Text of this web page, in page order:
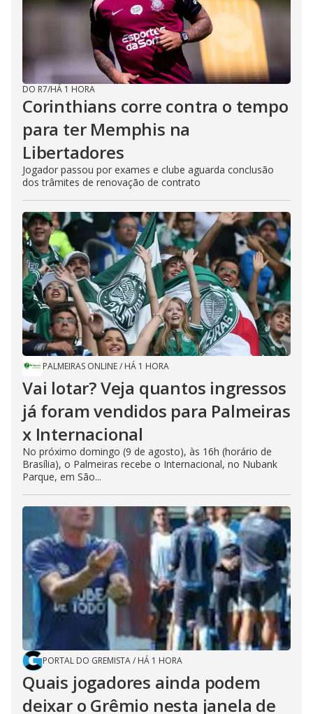
DO R7/HÁ 1 HORA
Corinthians corre contra o tempo
para ter Memphis na
Libertadores
Jogador passou por exames e clube aguarda conclusão
dos trâmites de renovação de contrato
PALMEIRAS ONLINE/ HÁ 1 HORA
Vai lotar? Veja quantos ingressos
já foram vendidos para Palmeiras
x Internacional
No próximo domingo (9 de agosto), às 16h (horário de
Brasília), o Palmeiras recebe o Internacional, no Nubank
Parque, em São...
PORTAL DO GREMISTA/ HÁ 1 HORA
Quais jogadores ainda podem
deixar o Grêmio nesta janela de